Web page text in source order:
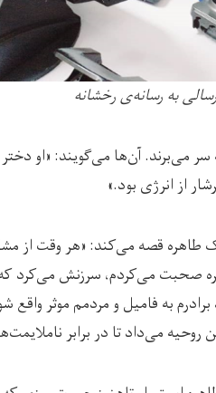
به رسانه‌ی رخشانه
سر می‌برند. آن‌ها می‌گویند: «او
از انرژی بود.»
نزدیک طاهره قصه می‌کند: «هر وقت
صحبت می‌کردم، سرزنش می‌کرد که
به فامیل و مردمم موثر
می‌داد تا در برابر